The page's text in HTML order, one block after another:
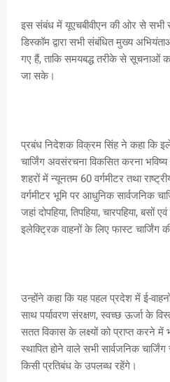
इस संबंध में यूएचबीवीएन की ओर से सभी
डिस्कॉम द्वारा सभी संबंधित मुख्य
गए हैं, ताकि समयबद्ध तरीके से सूचनाओं
जा सके।
प्रबंध निदेशक विक्रम सिंह ने कहा कि
चार्जिंग अवसंरचना विकसित करना
शहरों में न्यूनतम 60 वर्गमीटर तथा
वर्गमीटर भूमि पर आधुनिक सार्वजनिक
जहां दोपहिया, तिपहिया, चारपहिया, बसों
इलेक्ट्रिक वाहनों के लिए फास्ट चार्जिंग
उन्होंने कहा कि यह पहल प्रदेश में ई-
साथ पर्यावरण संरक्षण, स्वच्छ ऊर्जा के
सतत विकास के लक्ष्यों को प्राप्त करने में
स्थापित होने वाले सभी सार्वजनिक
किसी प्रतिबंध के उपलब्ध रहेंगे।